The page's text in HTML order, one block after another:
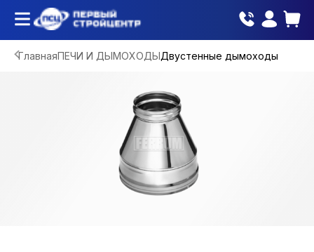
ГлавнаяПЕЧИ И ДЫМОХОДЫДвустенные дымоходы